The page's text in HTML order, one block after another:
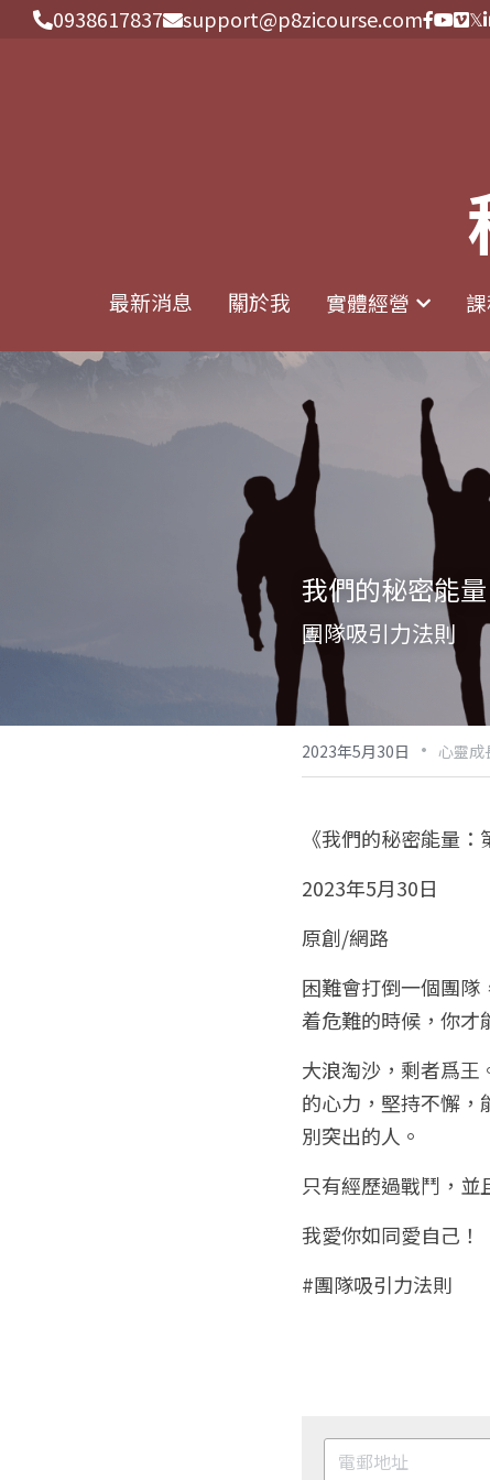
0938617837 support@p8zicourse.com
最新消息 關於我 實體經營
0938617837 support@p8zicourse.com
最新消息 關於我 實體經營
我們的秘密能
團隊吸引力法則
2023年5月30日 · 心靈成
《我們的秘密能量：
2023年5月30日
原創/網路
困難會打倒一個團
着危難的時候，你才
大浪淘沙，剩者爲王
的心力，堅持不懈
別突出的人。
只有經歷過戰鬥，並
我愛你如同愛自己！
#團隊吸引力法則